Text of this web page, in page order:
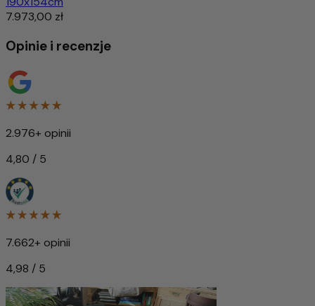
7.973,00 zł
Opinie i recenzje
2.976+ opinii
4,80 / 5
7.662+ opinii
4,98 / 5